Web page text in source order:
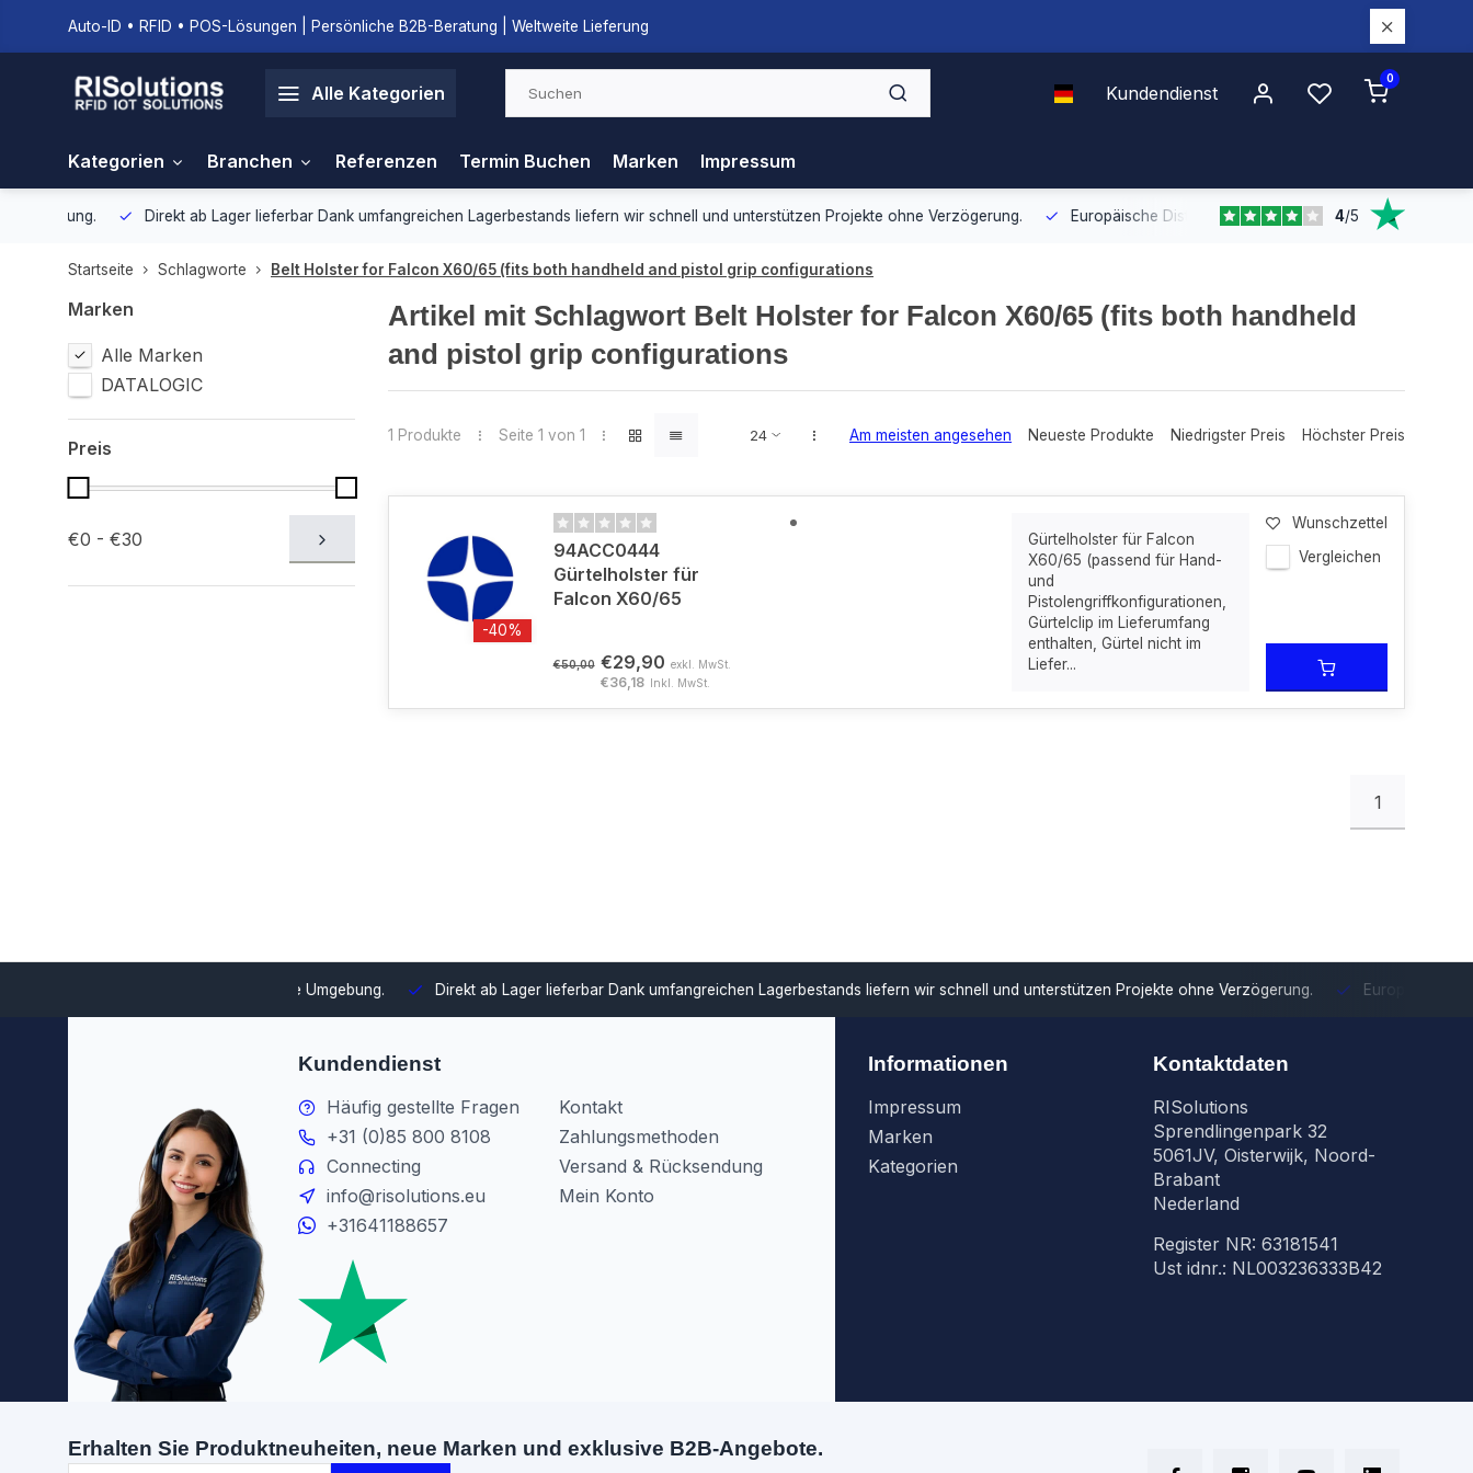
Auto-ID • RFID • POS-Lösungen | Persönliche B2B-Beratung | Weltweite Lieferung
Alle Kategorien Kundendienst
0
Kategorien Branchen Referenzen Termin Buchen Marken Impressum
Direkt ab Lager lieferbarDank umfangreichen Lagerbestands liefern wir schnell und unterstützen Projekte ohne Verzögerung. Europäische Distribution Mit unserer europaweiten Abdeckung
4/5
Startseite Schlagworte Belt Holster for Falcon X60/65 (fits both handheld and pistol grip configurations
Marken
Alle Marken
DATALOGIC
Preis
€0 - €30
Artikel mit Schlagwort Belt Holster for Falcon X60/65 (fits both handheld
and pistol grip configurations
1 Produkte Seite 1 von 1 Am meisten angesehen Neueste Produkte Niedrigster Preis Höchster Preis
-40%
94ACC0444
Gürtelholster für
Falcon X60/65
€50,00 €29,90 exkl. MwSt.
€36,18 Inkl. MwSt.
Gürtelholster für Falcon
X60/65 (passend für Hand-
und
Pistolengriffkonfigurationen,
Gürtelclip im Lieferumfang
enthalten, Gürtel nicht im
Liefer...
Wunschzettel
Vergleichen
1
Direkt ab Lager lieferbar Dank umfangreichen Lagerbestands liefern wir schnell und unterstützen Projekte ohne Verzögerung. Europäische Distribution
Kundendienst
Häufig gestellte Fragen
+31 (0)85 800 8108
Connecting
info@risolutions.eu
+31641188657
Kontakt
Zahlungsmethoden
Versand & Rücksendung
Mein Konto
Informationen
Impressum
Marken
Kategorien
Kontaktdaten
RISolutions
Sprendlingenpark 32
5061JV, Oisterwijk, Noord-
Brabant
Nederland
Register NR: 63181541
Ust idnr.: NL003236333B42
Erhalten Sie Produktneuheiten, neue Marken und exklusive B2B-Angebote.